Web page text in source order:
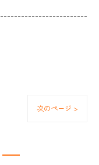
次のページ >